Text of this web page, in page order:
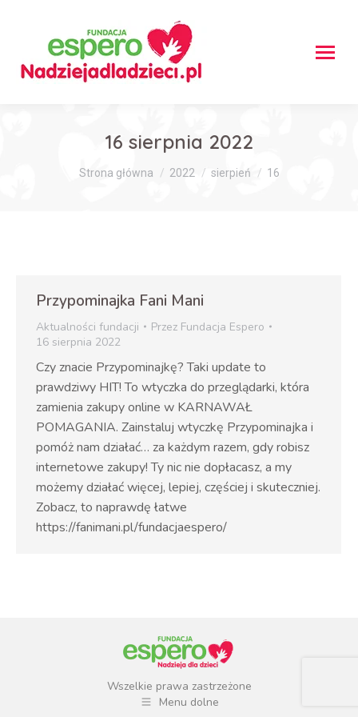
16 sierpnia 2022
Jesteś tutaj:
Strona główna 2022 sierpień 16
Przypominajka Fani Mani
Aktualności fundacji Przez Fundacja Espero
16 sierpnia 2022
Czy znacie Przypominajkę? Taki update to
prawdziwy HIT! To wtyczka do przeglądarki, która
zamienia zakupy online w KARNAWAŁ
POMAGANIA. Zainstaluj wtyczkę Przypominajka i
pomóż nam działać… za każdym razem, gdy robisz
internetowe zakupy! Ty nic nie dopłacasz, a my
możemy działać więcej, lepiej, częściej i skuteczniej.
Zobacz, to naprawdę łatwe
https://fanimani.pl/fundacjaespero/
Wszelkie prawa zastrzeżone
Menu dolne